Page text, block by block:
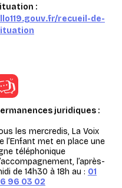
:
recueil-de-
juridiques :
les mercredis, La Voix
l’Enfant met en place une
téléphonique
l’après-
de 14h30 à 18h au : 01
96 03 02